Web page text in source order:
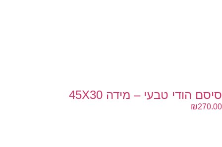
סיסם הודי טבעי – מידה 45X30
₪270.00